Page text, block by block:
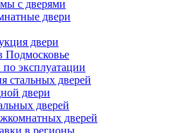
с дверями
двери
двери
Подмосковье
эксплуатации
стальных дверей
двери
дверей
дверей
в регионы